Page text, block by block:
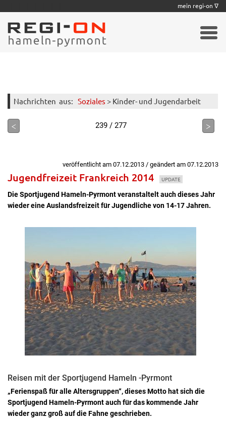
Nachrichten aus: Soziales > Kinder- und Jugendarbeit
< 239 / 277 >
veröffentlicht am 07.12.2013 / geändert am 07.12.2013
Jugendfreizeit Frankreich 2014 UPDATE
Die Sportjugend Hameln-Pyrmont veranstaltelt auch dieses Jahr
wieder eine Auslandsfreizeit für Jugendliche von 14-17 Jahren.
Reisen mit der Sportjugend Hameln -Pyrmont
„Ferienspaß für alle Altersgruppen“, dieses Motto hat sich die
Sportjugend Hameln-Pyrmont auch für das kommende Jahr
wieder ganz groß auf die Fahne geschrieben.
mein regi-on ∇